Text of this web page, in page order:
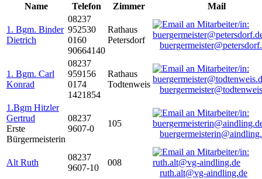
Name
Telefon Zimmer Mail
1. Bgm. Binder
Dietrich
08237
952530
0160
90664140
Rathaus
Petersdorf
1. Bgm. Carl
Konrad
08237
959156
0174
1421854
Rathaus
Todtenweis
1.Bgm Hitzler
Gertrud
Erste
Bürgermeisterin
08237
9607-0
105
Alt Ruth
08237
9607-10
008
ruth.alt@vg-aindling.de